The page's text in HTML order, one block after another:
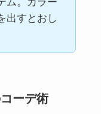
出すとおし
ーデ術